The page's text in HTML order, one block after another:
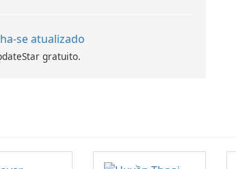
se atualizado
gratuito.